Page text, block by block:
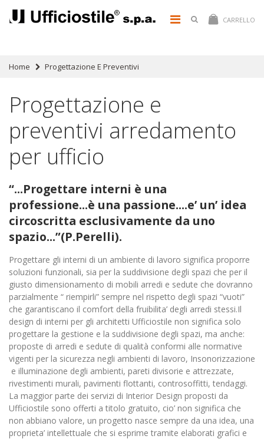
CARRELLO
Home Progettazione E Preventivi
Progettazione e
preventivi arredamento
per ufficio
“...Progettare interni è una
professione...è una passione....e’ un’ idea
circoscritta esclusivamente da uno
spazio...”(P.Perelli).
Progettare gli interni di un ambiente di lavoro significa proporre
soluzioni funzionali, sia per la suddivisione degli spazi che per il
giusto dimensionamento di mobili arredi e sedute che dovranno
parzialmente “ riempirli” sempre nel rispetto degli spazi “vuoti”
che garantiscano il comfort della fruibilita’ degli arredi stessi.Il
design di interni per gli architetti Ufficiostile non significa solo
progettare la gestione e la suddivisione degli spazi, ma anche:
proposte di arredi e sedute di qualità conformi alle normative
vigenti per la sicurezza negli ambienti di lavoro, Insonorizzazione
e illuminazione degli ambienti, pareti divisorie e attrezzate,
rivestimenti murali, pavimenti flottanti, controsoffitti, tendaggi.
La maggior parte dei servizi di Interior Design proposti da
Ufficiostile sono offerti a titolo gratuito, cio’ non significa che
non abbiano valore, un progetto nasce sempre da una idea, una
proprieta’ intellettuale che si esprime tramite elaborati grafici e